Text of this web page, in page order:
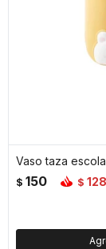
Vaso taza
$ 150 $ 128